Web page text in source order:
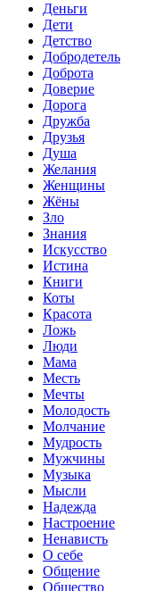
Деньги
Дети
Детство
Добродетель
Доброта
Доверие
Дорога
Дружба
Друзья
Душа
Желания
Женщины
Жёны
Зло
Знания
Искусство
Истина
Книги
Коты
Красота
Ложь
Люди
Мама
Месть
Мечты
Молодость
Молчание
Мудрость
Мужчины
Музыка
Мысли
Надежда
Настроение
Ненависть
О себе
Общение
Общество